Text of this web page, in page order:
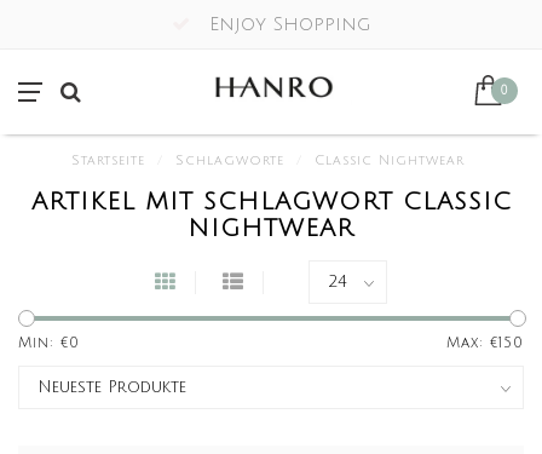
Enjoy Shopping
0
Startseite Schlagworte Classic Nightwear
ARTIKEL MIT SCHLAGWORT CLASSIC
NIGHTWEAR
Min: €0 Max: €150